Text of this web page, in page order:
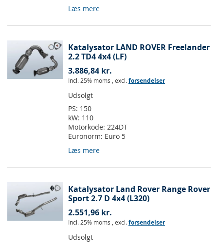
Læs mere
Katalysator LAND ROVER Freelander
2.2 TD4 4x4 (LF)
3.886,84 kr.
Incl. 25% moms , excl.forsendelser
Udsolgt
PS: 150
kW: 110
Motorkode: 224DT
Euronorm: Euro 5
Læs mere
Katalysator Land Rover Range Rover
Sport 2.7 D 4x4 (L320)
2.551,96 kr.
Incl. 25% moms , excl.forsendelser
Udsolgt